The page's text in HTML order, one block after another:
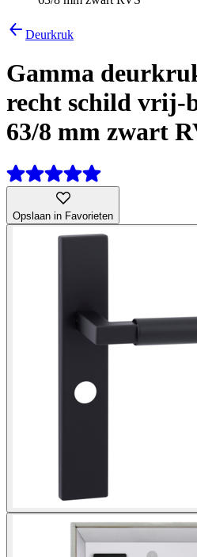
Deurkruk
Gamma
recht schild vrij-
63/8 mm zwart
Opslaan in Favorieten